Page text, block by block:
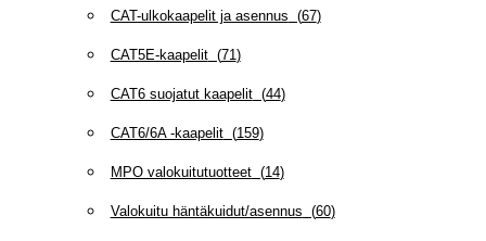
CAT-ulkokaapelit ja asennus (67)
CAT5E-kaapelit(71)
CAT6 suojatut kaapelit(44)
CAT6/6A -kaapelit(159)
MPO valokuitutuotteet(14)
Valokuitu häntäkuidut/asennus (60)